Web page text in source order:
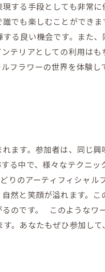
する手段としても非常に
でも楽しむことができ
る良い機会です。また
テリアとしての利用は
フラワーの世界を体験
ます。参加者は、同じ
る中で、様々なテクニッ
りのアーティフィシャル
然と笑顔が溢れます。こ
のです。 このようなワ
。あなたもぜひ参加し